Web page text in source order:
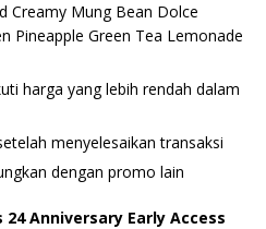
Creamy Mung Bean Dolce
Pineapple Green Tea Lemonade
harga yang lebih rendah dalam
menyelesaikan transaksi
dengan promo lain
Anniversary Early Access